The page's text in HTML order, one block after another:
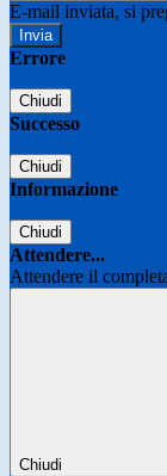
E-mail inviata, si
Errore
Chiudi
Successo
Chiudi
Informazione
Chiudi
Attendere...
Attendere il
Chiudi